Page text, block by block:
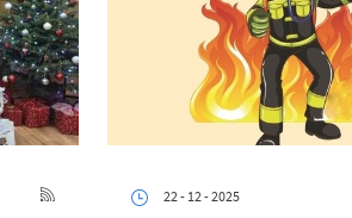
22 - 12 - 2025